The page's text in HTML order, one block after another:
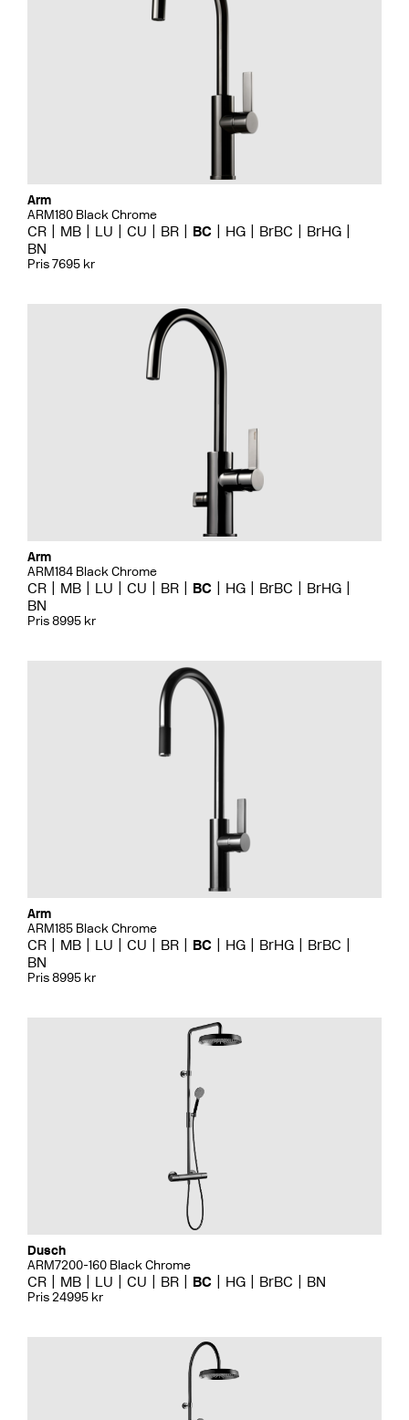
Arm
ARM180 Black Chrome
CR MB LU CU BR BC HG BrBC
BrHG
BN
Pris 7695 kr
Arm
ARM184 Black Chrome
CR MB LU CU BR BC HG BrBC
BrHG
BN
Pris 8995 kr
Arm
ARM185 Black Chrome
CR MB LU CU BR BC HG BrHG
BrBC
BN
Pris 8995 kr
Dusch
ARM7200-160 Black Chrome
CR MB LU CU BR BC HG BrBC BN
Pris 24995 kr